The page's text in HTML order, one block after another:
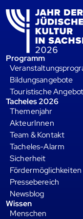
Programm
Bildungsangebote
Touristische
Tacheles 2026
Themenjahr
AkteurInnen
Team & Kontakt
Tacheles-Alarm
Sicherheit
Fördermöglichkeiten
Pressebereich
Newsblog
Wissen
Menschen